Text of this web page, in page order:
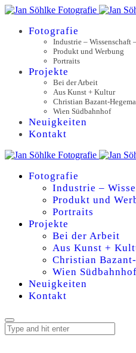
Fotografie
Industrie – Wissenschaft
Produkt und Werbung
Portraits
Projekte
Bei der Arbeit
Aus Kunst + Kultur
Christian Bazant-
Wien Südbahnhof
Neuigkeiten
Kontakt
Fotografie
Industrie –
Produkt und
Portraits
Projekte
Bei der Arbeit
Aus Kunst +
Christian
Wien Südbahnhof
Neuigkeiten
Kontakt